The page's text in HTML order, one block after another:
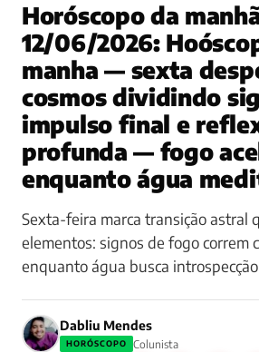
Horóscopo da
12/06/2026:
manha — sexta
cosmos dividindo
impulso final e
profunda — fogo
enquanto água
Sexta-feira marca transição astral
elementos: signos de fogo correm
enquanto água busca
Dabliu Mendes
HORÓSCOPO
Colunista